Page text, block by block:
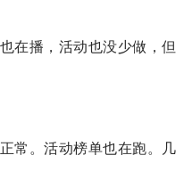
在播，活动也没少做，但
常。活动榜单也在跑。几